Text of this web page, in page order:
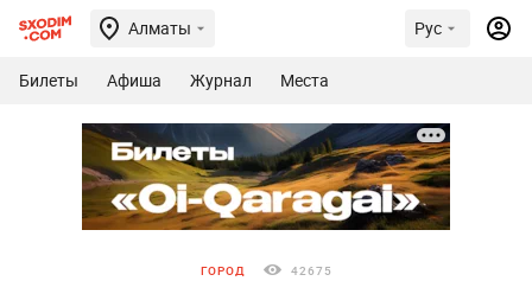
Алматы Рус
Билеты Афиша Журнал Места
ГОРОД 42675